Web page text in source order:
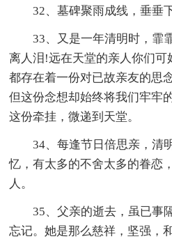
32、墓碑聚雨成线，垂垂
33、又是一年清明时，霏
离人泪!远在天堂的亲人你们可
都存在着一份对已故亲友的思
但这份念想却始终将我们牢牢
这份牵挂，微递到天堂。
34、每逢节日倍思亲，清
忆，有太多的不舍太多的眷恋
人。
35、父亲的逝去，虽已事
忘记。她是那么慈祥，坚强，